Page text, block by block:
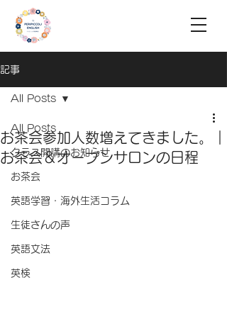
記事
All Posts
クラス開講のお知らせ
お茶会
英語学習・海外生活コラム
生徒さんの声
英語文法
英検
All Posts
お茶会参加人数増えてきました。｜
お茶会＆オープンサロンの日程